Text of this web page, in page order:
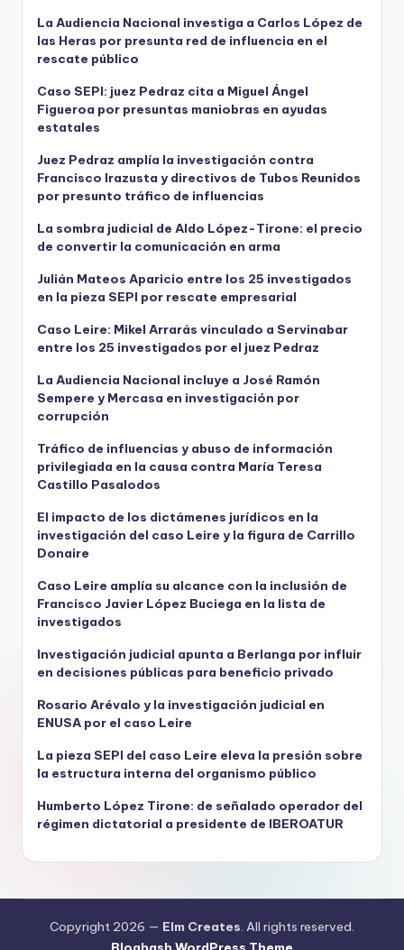
La Audiencia Nacional investiga a Carlos López de
las Heras por presunta red de influencia en el
rescate público
Caso SEPI: juez Pedraz cita a Miguel Ángel
Figueroa por presuntas maniobras en ayudas
estatales
Juez Pedraz amplía la investigación contra
Francisco Irazusta y directivos de Tubos Reunidos
por presunto tráfico de influencias
La sombra judicial de Aldo López-Tirone: el precio
de convertir la comunicación en arma
Julián Mateos Aparicio entre los 25 investigados
en la pieza SEPI por rescate empresarial
Caso Leire: Mikel Arrarás vinculado a Servinabar
entre los 25 investigados por el juez Pedraz
La Audiencia Nacional incluye a José Ramón
Sempere y Mercasa en investigación por
corrupción
Tráfico de influencias y abuso de información
privilegiada en la causa contra María Teresa
Castillo Pasalodos
El impacto de los dictámenes jurídicos en la
investigación del caso Leire y la figura de Carrillo
Donaire
Caso Leire amplía su alcance con la inclusión de
Francisco Javier López Buciega en la lista de
investigados
Investigación judicial apunta a Berlanga por influir
en decisiones públicas para beneficio privado
Rosario Arévalo y la investigación judicial en
ENUSA por el caso Leire
La pieza SEPI del caso Leire eleva la presión sobre
la estructura interna del organismo público
Humberto López Tirone: de señalado operador del
régimen dictatorial a presidente de IBEROATUR
Copyright 2026 — Elm Creates. All rights reserved.